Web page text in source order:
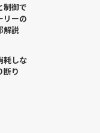
制御で
リーの
解説
耗しな
断り